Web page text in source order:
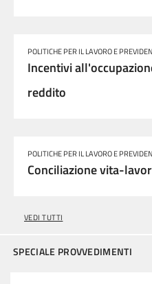
POLITICHE PER IL LAVORO E
Incentivi
reddito
POLITICHE PER IL LAVORO E
Conciliazione vita-
VEDI TUTTI
SPECIALE PROVVEDIMENTI